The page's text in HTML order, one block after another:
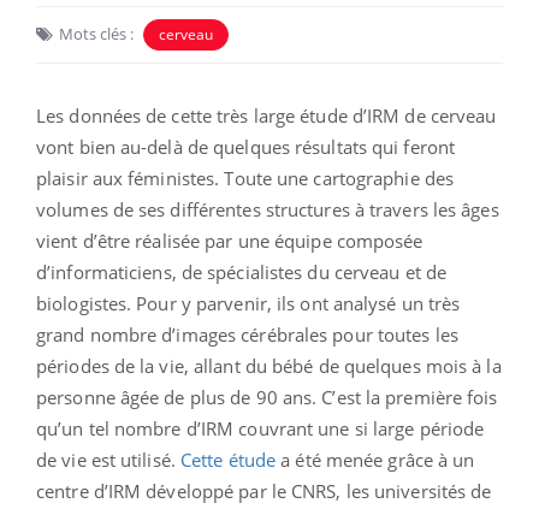
Mots clés : cerveau
Les données de cette très large étude d’IRM de cerveau
vont bien au-delà de quelques résultats qui feront
plaisir aux féministes. Toute une cartographie des
volumes de ses différentes structures à travers les âges
vient d’être réalisée par une équipe composée
d’informaticiens, de spécialistes du cerveau et de
biologistes. Pour y parvenir, ils ont analysé un très
grand nombre d’images cérébrales pour toutes les
périodes de la vie, allant du bébé de quelques mois à la
personne âgée de plus de 90 ans. C’est la première fois
qu’un tel nombre d’IRM couvrant une si large période
de vie est utilisé. Cette étude a été menée grâce à un
centre d’IRM développé par le CNRS, les universités de